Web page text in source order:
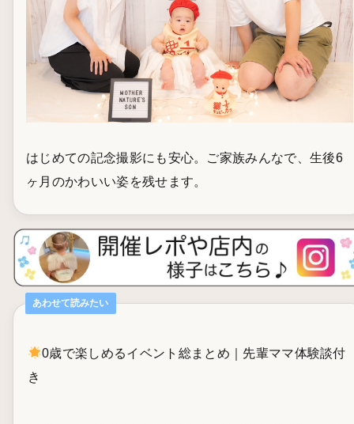
はじめての記念撮影にも安心。ご家族みんなで、生後6
ヶ月のかわいい姿を残せます。
あわせて読みたい
0歳で楽しめるイベント総まとめ｜先輩ママ体験談付
き